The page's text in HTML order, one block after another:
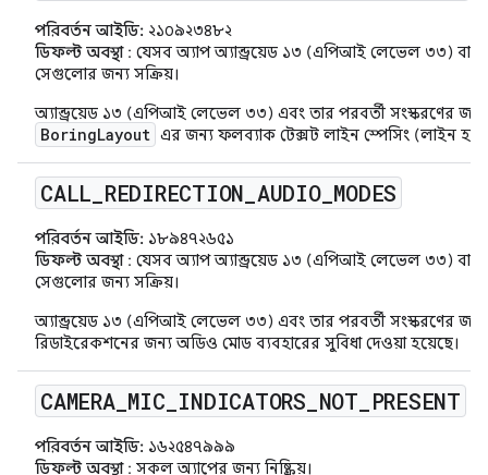
পরিবর্তন আইডি: ২১০৯২৩৪৮২
ডিফল্ট অবস্থা: যেসব অ্যাপ অ্যান্ড্রয়েড ১৩ (এপিআই লেভেল ৩৩) বা
সেগুলোর জন্য সক্রিয়।
অ্যান্ড্রয়েড ১৩ (এপিআই লেভেল ৩৩) এবং তার পরবর্তী সংস্করণের
BoringLayout এর জন্য ফলব্যাক টেক্সট লাইন স্পেসিং (লাইন
CALL REDIRECTION AUDIO_ MODES
পরিবর্তন আইডি: ১৮৯৪৭২৬৫১
ডিফল্ট অবস্থা: যেসব অ্যাপ অ্যান্ড্রয়েড ১৩ (এপিআই লেভেল ৩৩) বা
সেগুলোর জন্য সক্রিয়।
অ্যান্ড্রয়েড ১৩ (এপিআই লেভেল ৩৩) এবং তার পরবর্তী সংস্করণের
রিডাইরেকশনের জন্য অডিও মোড ব্যবহারের সুবিধা দেওয়া হয়েছে।
CAMERA_ MIC INDICATORS NOT PRESENT
পরিবর্তন আইডি: ১৬২৫৪৭৯৯৯
ডিফল্ট অবস্থা: সকল অ্যাপের জন্য নিষ্ক্রিয়।